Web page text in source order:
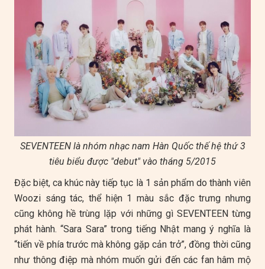
SEVENTEEN là nhóm nhạc nam Hàn Quốc thế hệ thứ 3
tiêu biểu được "debut" vào tháng 5/2015
Đặc biệt, ca khúc này tiếp tục là 1 sản phẩm do thành viên
Woozi sáng tác, thể hiện 1 màu sắc đặc trưng nhưng
cũng không hề trùng lặp với những gì SEVENTEEN từng
phát hành. “Sara Sara” trong tiếng Nhật mang ý nghĩa là
“tiến về phía trước mà không gặp cản trở”, đồng thời cũng
như thông điệp mà nhóm muốn gửi đến các fan hâm mộ